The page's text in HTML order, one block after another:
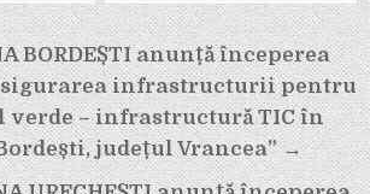
BORDEȘTI anunță începerea
infrastructurii pentru
– infrastructură TIC în
județul Vrancea” →